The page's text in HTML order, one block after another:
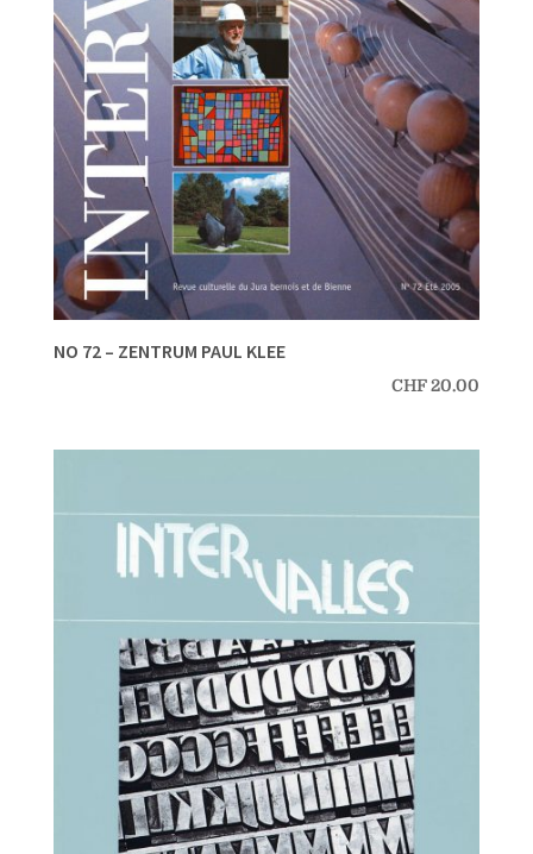
NO 72 – ZENTRUM PAUL KLEE
CHF20.00